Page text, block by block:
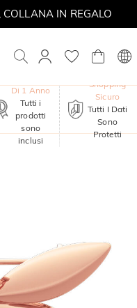
IN REGALO
Di 1 Anno
Tutti i
prodotti
sono
inclusi
Shopping
Sicuro
Tutti I Dati
Sono
Protetti